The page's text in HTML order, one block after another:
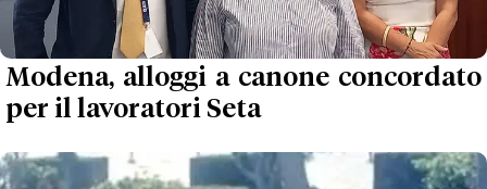
Modena, alloggi a canone concordato
per il lavoratori Seta